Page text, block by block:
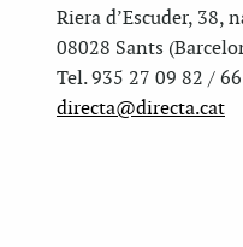
Riera d’Escuder, 38,
08028 Sants
Tel. 935 27 09 82 /
directa@directa.cat